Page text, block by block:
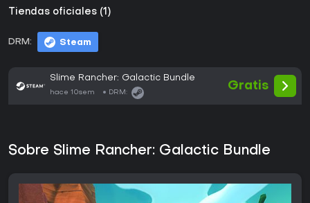
Tiendas oficiales (1)
DRM: Steam
Slime Rancher: Galactic Bundle
hace 10sem DRM:
Gratis
Sobre Slime Rancher: Galactic Bundle